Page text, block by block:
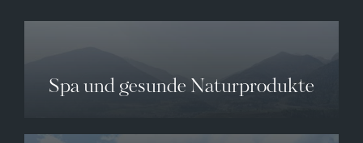
Spa und gesunde Naturprodukte